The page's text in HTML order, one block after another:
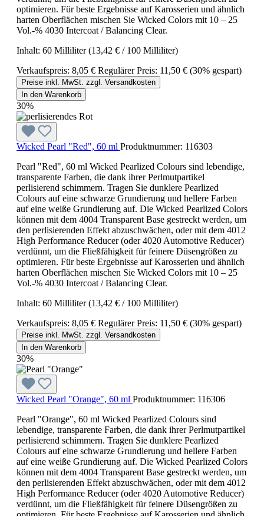
optimieren. Für beste Ergebnisse auf Karosserien und ähnlich
harten Oberflächen mischen Sie Wicked Colors mit 10 – 25
Vol.-% 4030 Intercoat / Balancing Clear.
Inhalt: 60 Milliliter(13,42 € / 100 Milliliter)
Verkaufspreis: 8,05 € Regulärer Preis: 11,50 € (30% gespart)
Preise inkl. MwSt. zzgl. Versandkosten
In den Warenkorb
30%
Wicked Pearl "Red", 60 ml Produktnummer: 116303
Pearl "Red", 60 ml Wicked Pearlized Colours sind lebendige,
transparente Farben, die dank ihrer Perlmutpartikel
perlisierend schimmern. Tragen Sie dunklere Pearlized
Colours auf eine schwarze Grundierung und hellere Farben
auf eine weiße Grundierung auf. Die Wicked Pearlized Colors
können mit dem 4004 Transparent Base gestreckt werden, um
den perlisierenden Effekt abzuschwächen, oder mit dem 4012
High Performance Reducer (oder 4020 Automotive Reducer)
verdünnt, um die Fließfähigkeit für feinere Düsengrößen zu
optimieren. Für beste Ergebnisse auf Karosserien und ähnlich
harten Oberflächen mischen Sie Wicked Colors mit 10 – 25
Vol.-% 4030 Intercoat / Balancing Clear.
Inhalt: 60 Milliliter(13,42 € / 100 Milliliter)
Verkaufspreis: 8,05 € Regulärer Preis: 11,50 € (30% gespart)
Preise inkl. MwSt. zzgl. Versandkosten
In den Warenkorb
30%
Wicked Pearl "Orange", 60 ml Produktnummer: 116306
Pearl "Orange", 60 ml Wicked Pearlized Colours sind
lebendige, transparente Farben, die dank ihrer Perlmutpartikel
perlisierend schimmern. Tragen Sie dunklere Pearlized
Colours auf eine schwarze Grundierung und hellere Farben
auf eine weiße Grundierung auf. Die Wicked Pearlized Colors
können mit dem 4004 Transparent Base gestreckt werden, um
den perlisierenden Effekt abzuschwächen, oder mit dem 4012
High Performance Reducer (oder 4020 Automotive Reducer)
verdünnt, um die Fließfähigkeit für feinere Düsengrößen zu